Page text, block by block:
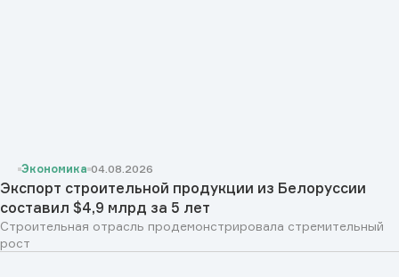
Экономика 04.08.2026
Экспорт строительной продукции из Белоруссии
составил $4,9 млрд за 5 лет
Строительная отрасль продемонстрировала стремительный
рост